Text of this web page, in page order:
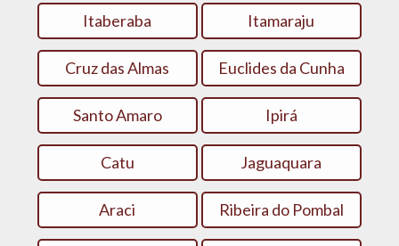
Itaberaba Itamaraju
Cruz das Almas Euclides da Cunha
Santo Amaro Ipirá
Catu Jaguaquara
Araci Ribeira do Pombal